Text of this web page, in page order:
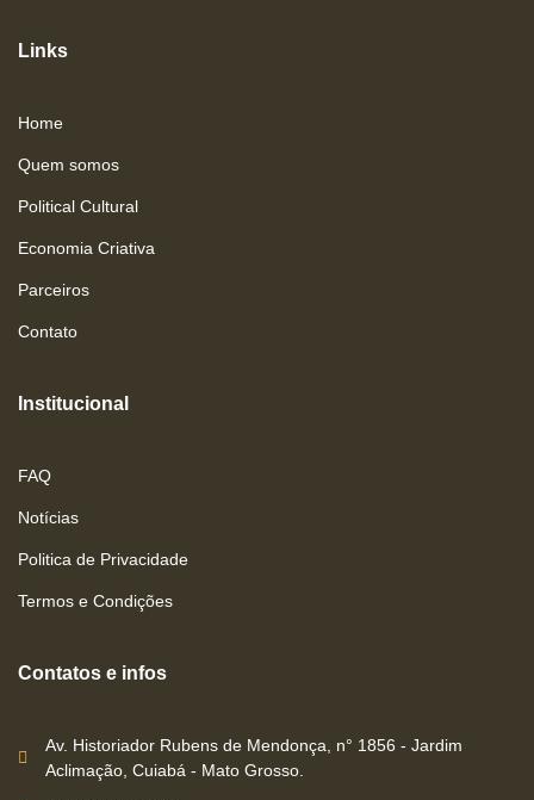
Links
Home
Quem somos
Political Cultural
Economia Criativa
Parceiros
Contato
Institucional
FAQ
Notícias
Politica de Privacidade
Termos e Condições
Contatos e infos
Av. Historiador Rubens de Mendonça, n° 1856 - Jardim
Aclimação, Cuiabá - Mato Grosso.